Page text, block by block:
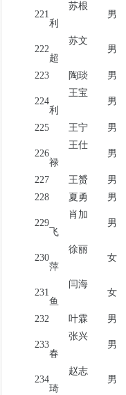
221
苏根
利
男
222
苏文
超
男
223 陶琰 男
224
王宝
利
男
225 王宁 男
226
王仕
禄
男
227 王赟 男
228
夏勇 男
229
肖加
飞
男
230
徐丽
萍
女
231
闫海
鱼
女
232 叶霖 男
233
张兴
春
男
234
赵志
琦
男